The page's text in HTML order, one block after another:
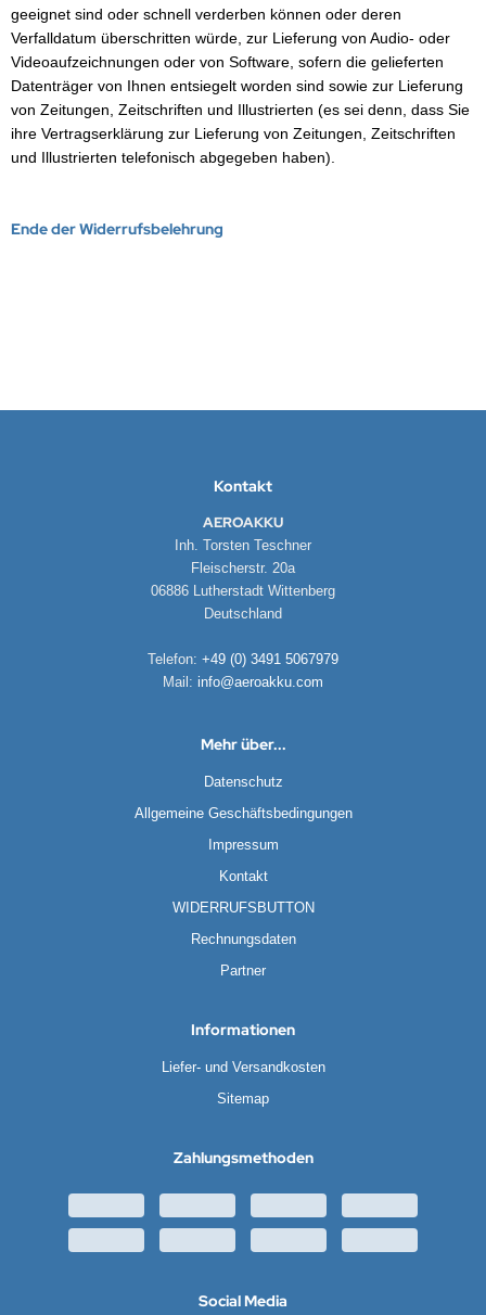
geeignet sind oder schnell verderben können oder deren
Verfalldatum überschritten würde, zur Lieferung von Audio- oder
Videoaufzeichnungen oder von Software, sofern die gelieferten
Datenträger von Ihnen entsiegelt worden sind sowie zur Lieferung
von Zeitungen, Zeitschriften und Illustrierten (es sei denn, dass Sie
ihre Vertragserklärung zur Lieferung von Zeitungen, Zeitschriften
und Illustrierten telefonisch abgegeben haben).
Ende der Widerrufsbelehrung
Kontakt
AEROAKKU
Inh. Torsten Teschner
Fleischerstr. 20a
06886 Lutherstadt Wittenberg
Deutschland
Telefon: +49 (0) 3491 5067979
Mail: info@aeroakku.com
Mehr über...
Datenschutz
Allgemeine Geschäftsbedingungen
Impressum
Kontakt
WIDERRUFSBUTTON
Rechnungsdaten
Partner
Informationen
Liefer- und Versandkosten
Sitemap
Zahlungsmethoden
Social Media